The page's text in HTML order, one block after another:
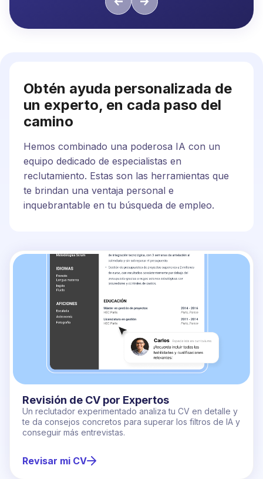
Obtén ayuda personalizada de
un experto, en cada paso del
camino
Hemos combinado una poderosa IA con un
equipo dedicado de especialistas en
reclutamiento. Estas son las herramientas que
te brindan una ventaja personal e
inquebrantable en tu búsqueda de empleo.
Revisión de CV por Expertos
Un reclutador experimentado analiza tu CV en detalle y
te da consejos concretos para superar los filtros de IA y
conseguir más entrevistas.
Revisar mi CV